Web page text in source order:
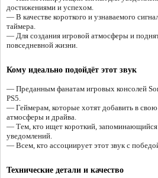
достижениями и успехом.
— В качестве короткого и узнаваемого
таймера.
— Для создания игровой атмосферы и
повседневной жизни.
Кому идеально подойдёт этот звук
— Преданным фанатам игровых консолей
PS5.
— Геймерам, которые хотят добавить в
атмосферы и драйва.
— Тем, кто ищет короткий, запоминающийся
уведомлений.
— Всем, кто ассоциирует этот звук с
Технические детали и качество